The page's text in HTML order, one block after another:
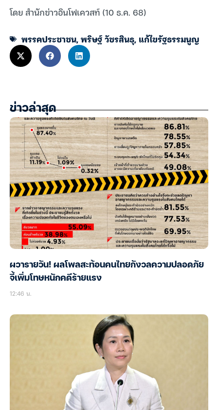
โดย สำนักข่าวอินโฟเควสท์ (10 ธ.ค. 68)
พรรคประชาชน,พริษฐ์ วัชรสินธุ, แก้ไขรัฐธรรมนูญ
ข่าวล่าสุด
ผวารายวัน! ผลโพลสะท้อนคนไทยกังวลความปลอดภัย
จี้เพิ่มโทษหนักคดีร้ายแรง
12:46 น.